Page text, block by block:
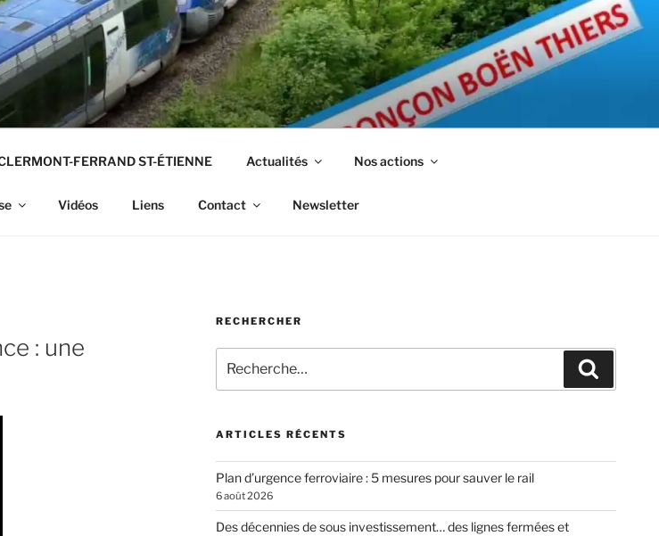
FERRAND ST-ÉTIENNE Actualités Nos actions
Vidéos Liens Contact Newsletter
: une
RECHERCHER
pour
:
ARTICLES RÉCENTS
Plan d’urgence ferroviaire : 5 mesures pour sauver le rail
6 août 2026
Des décennies de sous investissement… des lignes fermées et